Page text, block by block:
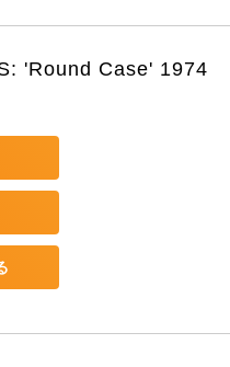
'Round Case' 1974